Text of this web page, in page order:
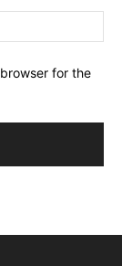
for the